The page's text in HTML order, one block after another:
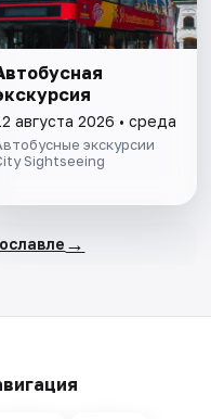
августа 2026 • среда
экскурсии
Sightseeing
→